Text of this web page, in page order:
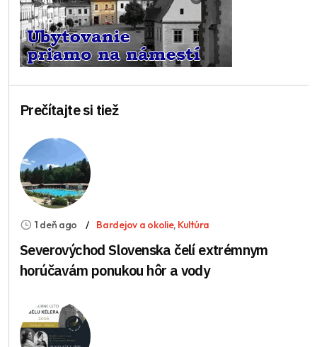
Prečítajte si tiež
1 deň ago Bardejov a okolie, Kultúra
Severovýchod Slovenska čelí extrémnym
horúčavám ponukou hôr a vody